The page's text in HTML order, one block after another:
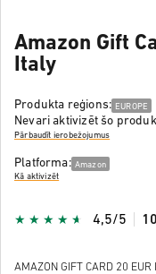
Amazon Gift
Italy
Produkta reģions: EUROPE
Nevari aktivizēt šo
Pārbaudīt ierobežojumus
Platforma: Amazon
Kā aktivizēt
4,5/5 10
AMAZON GIFT CARD 20